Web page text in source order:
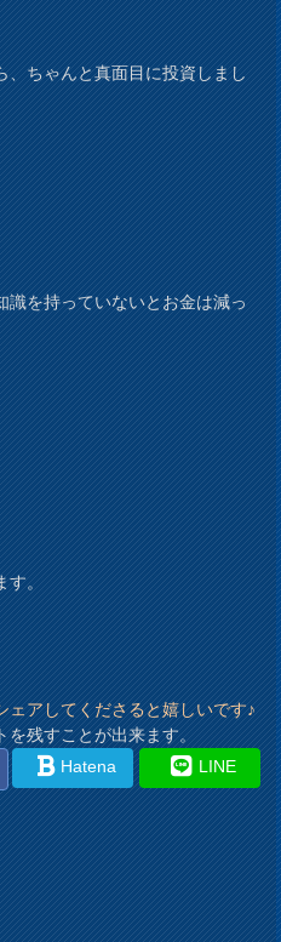
、ちゃんと真面目に投資しまし
識を持っていないとお金は減っ
す。
アしてくださると嬉しいです♪
を残すことが出来ます。
Hatena LINE